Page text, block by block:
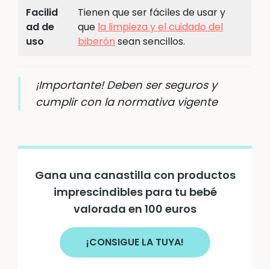
Facilid
ad de
uso
Tienen que ser fáciles de usar y
que la limpieza y el cuidado del
biberón sean sencillos.
¡Importante! Deben ser seguros y
cumplir con la normativa vigente
Gana una canastilla con productos
imprescindibles para tu bebé
valorada en 100 euros
¡CONSIGUE LA TUYA!